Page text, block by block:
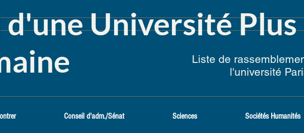
d'une Université Plus
Liste de
l'université
Conseil d'adm./Sénat Sciences Sociétés Humanités